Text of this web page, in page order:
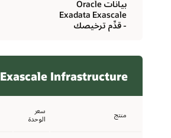
بيانات Oracle
Exadata Exascale
- قدِّم ترخيصك
Exascale Infrastructure
منتج
سعر
الوحدة